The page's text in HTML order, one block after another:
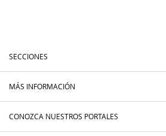
SECCIONES
MÁS INFORMACIÓN
CONOZCA NUESTROS PORTALES